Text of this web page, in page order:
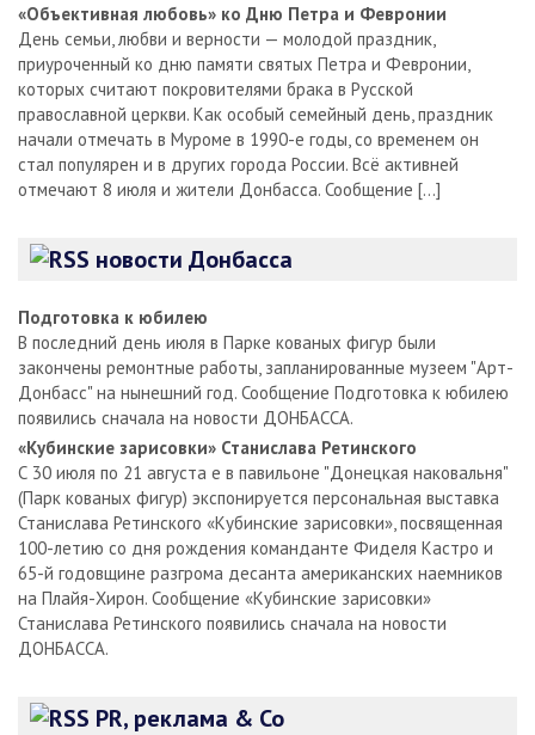
«Объективная любовь» ко Дню Петра и Февронии
День семьи, любви и верности — молодой праздник,
приуроченный ко дню памяти святых Петра и Февронии,
которых считают покровителями брака в Русской
православной церкви. Как особый семейный день, праздник
начали отмечать в Муроме в 1990-е годы, со временем он
стал популярен и в других города России. Всё активней
отмечают 8 июля и жители Донбасса. Сообщение […]
новости Донбасса
Подготовка к юбилею
В последний день июля в Парке кованых фигур были
закончены ремонтные работы, запланированные музеем "Арт-
Донбасс" на нынешний год. Сообщение Подготовка к юбилею
появились сначала на новости ДОНБАССА.
«Кубинские зарисовки» Станислава Ретинского
С 30 июля по 21 августа е в павильоне "Донецкая наковальня"
(Парк кованых фигур) экспонируется персональная выставка
Станислава Ретинского «Кубинские зарисовки», посвященная
100-летию со дня рождения команданте Фиделя Кастро и
65-й годовщине разгрома десанта американских наемников
на Плайя-Хирон. Сообщение «Кубинские зарисовки»
Станислава Ретинского появились сначала на новости
ДОНБАССА.
PR, реклама & Co